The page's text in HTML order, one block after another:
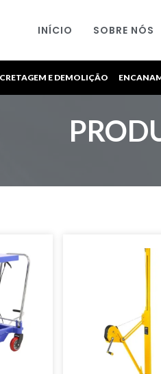
INÍCIO SOBRE NÓS
E DEMOLIÇÃO